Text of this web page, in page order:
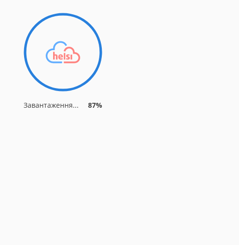
Завантаження... 91%